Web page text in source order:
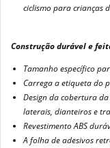
ciclismo para crianças
Construção durável e
Tamanho específico
Carrega a etiqueta do
Design da cobertura
laterais, dianteiros e
Revestimento ABS
A folha de adesivos